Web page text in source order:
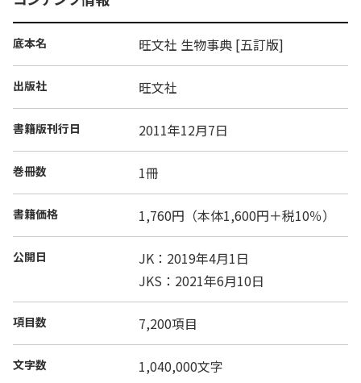
底本名 旺文社 生物事典 [五訂版]
出版社 旺文社
書籍版刊行日 2011年12月7日
巻冊数 1冊
書籍価格 1,760円（本体1,600円＋税10％）
公開日
JK：2019年4月1日
JKS：2021年6月10日
項目数 7,200項目
文字数 1,040,000文字